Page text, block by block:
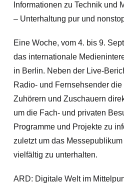
Informationen zu Technik und
– Unterhaltung pur und
Eine Woche, vom 4. bis 9.
das internationale
in Berlin. Neben der Live-
Radio- und Fernsehsender die
Zuhörern und Zuschauern
um die Fach- und privaten
Programme und Projekte zu
zuletzt um das
vielfältig zu unterhalten.
ARD: Digitale Welt im